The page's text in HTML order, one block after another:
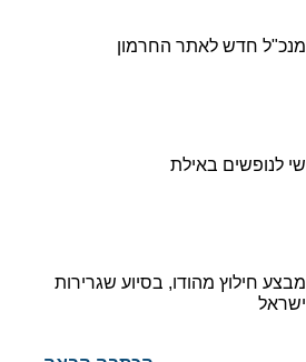
מנכ"ל חדש לאתר החרמון
שי לנופשים באילת
מבצע חילוץ מהודו, בסיוע שגרירות
ישראל